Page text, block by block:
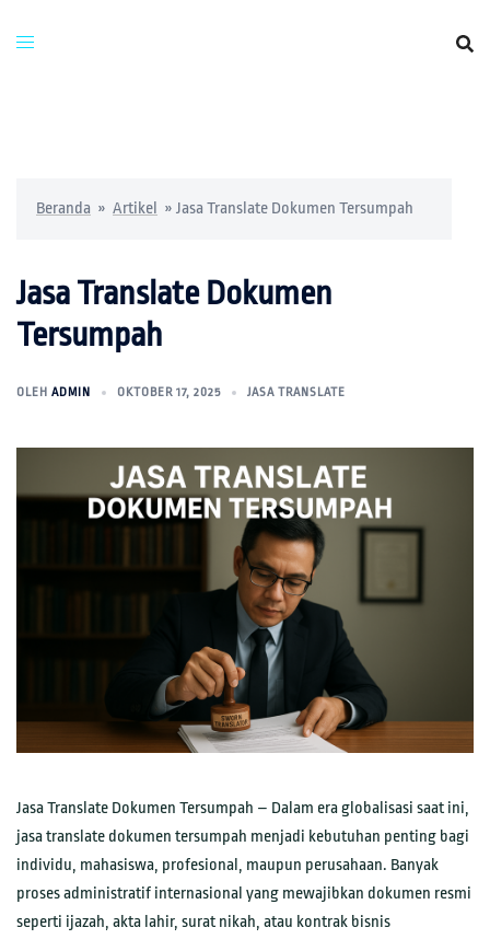
Beranda » Artikel » Jasa Translate Dokumen Tersumpah
Jasa Translate Dokumen
Tersumpah
OLEH ADMIN OKTOBER 17, 2025 JASA TRANSLATE
Jasa Translate Dokumen Tersumpah – Dalam era globalisasi saat ini,
jasa translate dokumen tersumpah menjadi kebutuhan penting bagi
individu, mahasiswa, profesional, maupun perusahaan. Banyak
proses administratif internasional yang mewajibkan dokumen resmi
seperti ijazah, akta lahir, surat nikah, atau kontrak bisnis